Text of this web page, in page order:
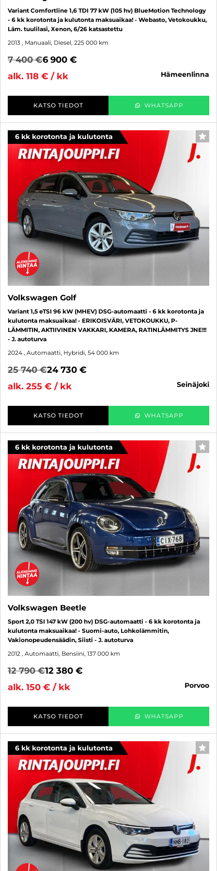
Variant Comfortline 1,6 TDI 77 kW (105 hv) BlueMotion Technology
- 6 kk korotonta ja kulutonta maksuaikaa! - Webasto, Vetokoukku,
Läm. tuulilasi, Xenon, 6/26 katsastettu
2013 , Manuaali, Diesel, 225 000 km
7 400 €6 900 €
alk. 118 € / kk
hämeenlinna
KATSO TIEDOT WHATSAPP
6 kk korotonta ja kulutonta
Volkswagen Golf
Variant 1,5 eTSI 96 kW (MHEV) DSG-automaatti - 6 kk korotonta ja
kulutonta maksuaikaa! - ERIKOISVÄRI, VETOKOUKKU, P-
LÄMMITIN, AKTIIVINEN VAKKARI, KAMERA, RATINLÄMMITYS JNE!!!
- J. autoturva
2024 , Automaatti, Hybridi, 54 000 km
25 740 €24 730 €
alk. 255 € / kk
seinäjoki
KATSO TIEDOT WHATSAPP
6 kk korotonta ja kulutonta
Volkswagen Beetle
Sport 2,0 TSI 147 kW (200 hv) DSG-automaatti - 6 kk korotonta ja
kulutonta maksuaikaa! - Suomi-auto, Lohkolämmitin,
Vakionopeudensäädin, Siisti - J. autoturva
2012 , Automaatti, Bensiini, 137 000 km
12 790 €12 380 €
alk. 150 € / kk
porvoo
KATSO TIEDOT WHATSAPP
6 kk korotonta ja kulutonta